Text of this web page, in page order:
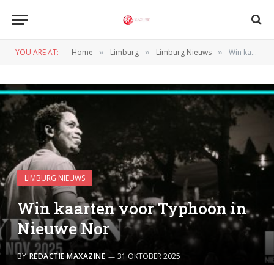
YOU ARE AT: Home » Limburg » Limburg Nieuws » Win kaarten voor Typhoon in Nieuwe Nor
LIMBURG NIEUWS
Win kaarten voor Typhoon in
Nieuwe Nor
BY REDACTIE MAXAZINE 31 OKTOBER 2025